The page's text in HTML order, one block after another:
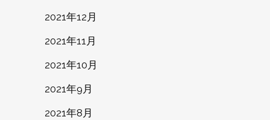
2021年12月
2021年11月
2021年10月
2021年9月
2021年8月